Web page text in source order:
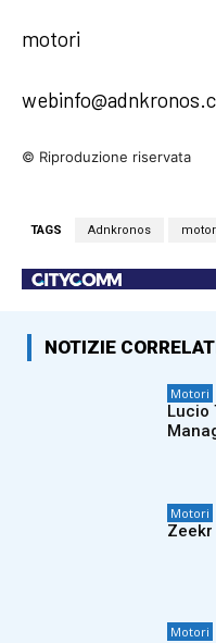
motori
© Riproduzione riservata
TAGS Adnkronos
NOTIZIE
Motori
Lucio
Motori
Zeekr
Motori